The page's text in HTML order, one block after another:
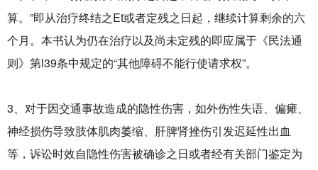
算。”即从治疗终结之Et或者定残之日起，继续计算剩余的六
个月。本书认为仍在治疗以及尚未定残的即应属于《民法通
则》第l39条中规定的“其他障碍不能行使请求权”。
3、对于因交通事故造成的隐性伤害，如外伤性失语、偏瘫、
神经损伤导致肢体肌肉萎缩、肝脾肾挫伤引发迟延性出血
等，诉讼时效自隐性伤害被确诊之日或者经有关部门鉴定为